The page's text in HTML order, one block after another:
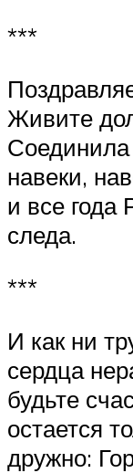
***
Живите
Соединила
навеки,
и все года
следа.
***
И как ни
сердца
будьте
остается
дружно: